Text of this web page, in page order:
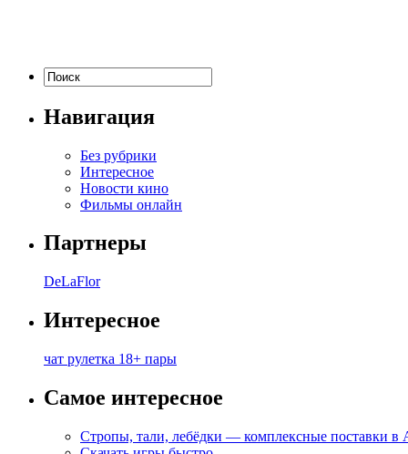
Навигация
Без рубрики
Интересное
Новости кино
Фильмы онлайн
Партнеры
DeLaFlor
Интересное
чат рулетка 18+ пары
Самое интересное
Стропы, тали, лебёдки — комплексные поставки в